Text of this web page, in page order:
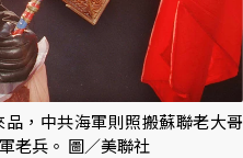
，中共海軍則照搬蘇聯老大哥
老兵。 圖／美聯社